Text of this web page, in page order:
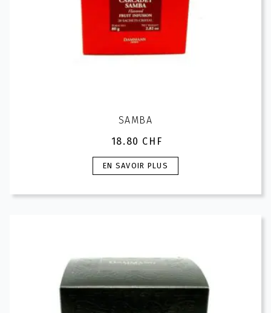
produit
SAMBA
18.80 CHF
EN SAVOIR PLUS
Ce
produit
peuvent
être
choisies